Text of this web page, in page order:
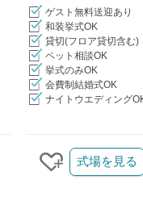
ゲスト無料送迎あり
和装挙式OK
貸切(フロア貸切含む)
ペット相談OK
挙式のみOK
会費制結婚式OK
ナイトウエディング
クリップする
式場を見る